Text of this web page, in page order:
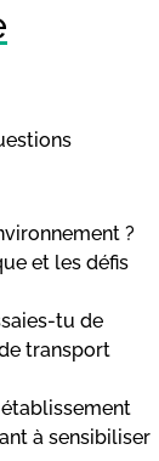
?
et les défis
tu de
transport
à sensibiliser